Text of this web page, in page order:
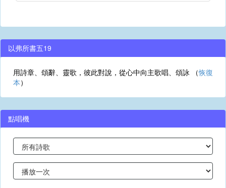
以弗所書五19
用詩章、頌辭、靈歌，彼此對說，從心中向主歌唱、頌詠 （恢復
本）
點唱機